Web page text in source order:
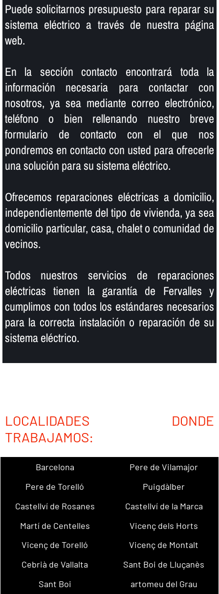
Puede solicitarnos presupuesto para reparar su
sistema eléctrico a través de nuestra página
web.
En la sección contacto encontrará toda la
información necesaria para contactar con
nosotros, ya sea mediante correo electrónico,
teléfono o bien rellenando nuestro breve
formulario de contacto con el que nos
pondremos en contacto con usted para ofrecerle
una solución para su sistema eléctrico.
Ofrecemos reparaciones eléctricas a domicilio,
independientemente del tipo de vivienda, ya sea
domicilio particular, casa, chalet o comunidad de
vecinos.
Todos nuestros servicios de reparaciones
eléctricas tienen la garantí­a de Fervalles y
cumplimos con todos los estándares necesarios
para la correcta instalación o reparación de su
sistema eléctrico.
LOCALIDADES DONDE
TRABAJAMOS:
Barcelona
Pere de Vilamajor
Pere de Torelló
Puigdàlber
Castellví de Rosanes
Castellví de la Marca
Martí de Centelles
Vicenç dels Horts
Vicenç de Torelló
Vicenç de Montalt
Cebrià de Vallalta
Sant Boi de Lluçanès
Sant Boi
artomeu del Grau